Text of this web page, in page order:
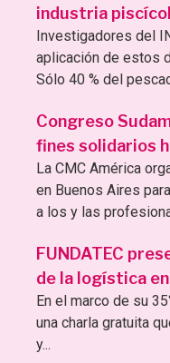
industria
Investigadores del
aplicación de estos
Sólo 40 % del
Congreso
fines solidarios
La CMC América
en Buenos Aires
a los y las
FUNDATEC
de la logística
En el marco de su
una charla gratuita
y...